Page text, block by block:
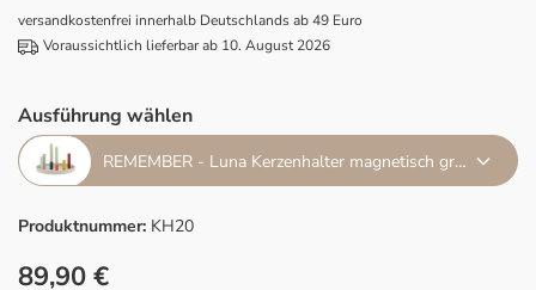
versandkostenfrei innerhalb Deutschlands ab 49 Euro
Voraussichtlich lieferbar ab 10. August 2026
Ausführung wählen
REMEMBER - Luna Kerzenhalter magnetisch groß
Produktnummer: KH20
89,90 €